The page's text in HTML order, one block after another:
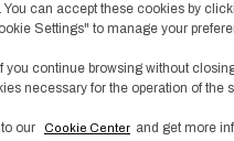
can accept these cookies by
Settings" to manage your
you continue browsing without
necessary for the operation of the
our Cookie Center and get more